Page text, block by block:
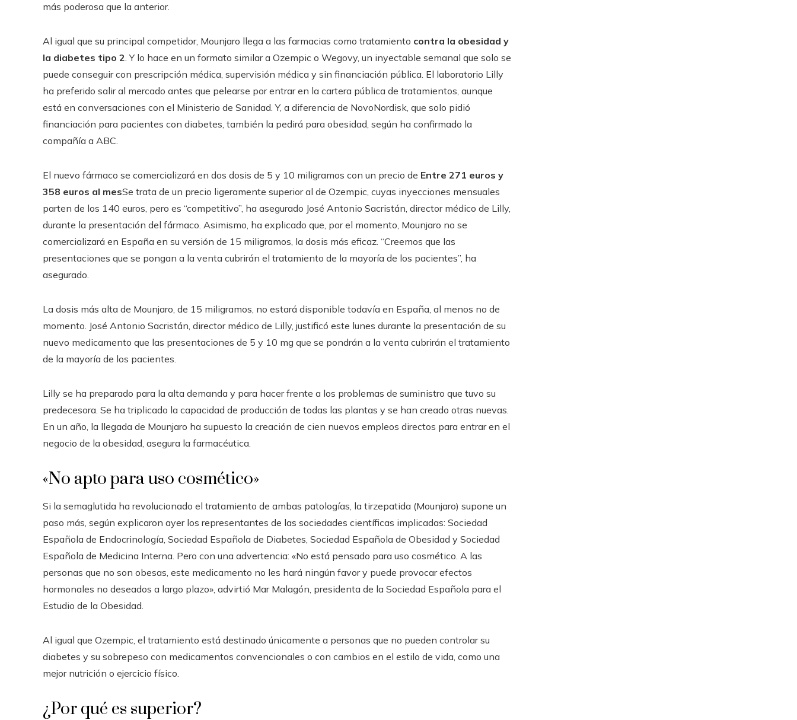
más poderosa que la anterior.
Al igual que su principal competidor, Mounjaro llega a las farmacias como tratamiento contra la obesidad y
la diabetes tipo 2. Y lo hace en un formato similar a Ozempic o Wegovy, un inyectable semanal que solo se
puede conseguir con prescripción médica, supervisión médica y sin financiación pública. El laboratorio Lilly
ha preferido salir al mercado antes que pelearse por entrar en la cartera pública de tratamientos, aunque
está en conversaciones con el Ministerio de Sanidad. Y, a diferencia de NovoNordisk, que solo pidió
financiación para pacientes con diabetes, también la pedirá para obesidad, según ha confirmado la
compañía a ABC.
El nuevo fármaco se comercializará en dos dosis de 5 y 10 miligramos con un precio de Entre 271 euros y
358 euros al mesSe trata de un precio ligeramente superior al de Ozempic, cuyas inyecciones mensuales
parten de los 140 euros, pero es “competitivo”, ha asegurado José Antonio Sacristán, director médico de Lilly,
durante la presentación del fármaco. Asimismo, ha explicado que, por el momento, Mounjaro no se
comercializará en España en su versión de 15 miligramos, la dosis más eficaz. “Creemos que las
presentaciones que se pongan a la venta cubrirán el tratamiento de la mayoría de los pacientes”, ha
asegurado.
La dosis más alta de Mounjaro, de 15 miligramos, no estará disponible todavía en España, al menos no de
momento. José Antonio Sacristán, director médico de Lilly, justificó este lunes durante la presentación de su
nuevo medicamento que las presentaciones de 5 y 10 mg que se pondrán a la venta cubrirán el tratamiento
de la mayoría de los pacientes.
Lilly se ha preparado para la alta demanda y para hacer frente a los problemas de suministro que tuvo su
predecesora. Se ha triplicado la capacidad de producción de todas las plantas y se han creado otras nuevas.
En un año, la llegada de Mounjaro ha supuesto la creación de cien nuevos empleos directos para entrar en el
negocio de la obesidad, asegura la farmacéutica.
«No apto para uso cosmético»
Si la semaglutida ha revolucionado el tratamiento de ambas patologías, la tirzepatida (Mounjaro) supone un
paso más, según explicaron ayer los representantes de las sociedades científicas implicadas: Sociedad
Española de Endocrinología, Sociedad Española de Diabetes, Sociedad Española de Obesidad y Sociedad
Española de Medicina Interna. Pero con una advertencia: «No está pensado para uso cosmético. A las
personas que no son obesas, este medicamento no les hará ningún favor y puede provocar efectos
hormonales no deseados a largo plazo», advirtió Mar Malagón, presidenta de la Sociedad Española para el
Estudio de la Obesidad.
Al igual que Ozempic, el tratamiento está destinado únicamente a personas que no pueden controlar su
diabetes y su sobrepeso con medicamentos convencionales o con cambios en el estilo de vida, como una
mejor nutrición o ejercicio físico.
¿Por qué es superior?